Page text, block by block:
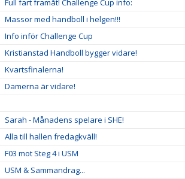
Full fart framåt! Challenge Cup info:
Massor med handboll i helgen!!!
Info inför Challenge Cup
Kristianstad Handboll bygger vidare!
Kvartsfinalerna!
Damerna är vidare!
Sarah - Månadens spelare i SHE!
Alla till hallen fredagkväll!
F03 mot Steg 4 i USM
USM & Sammandrag...